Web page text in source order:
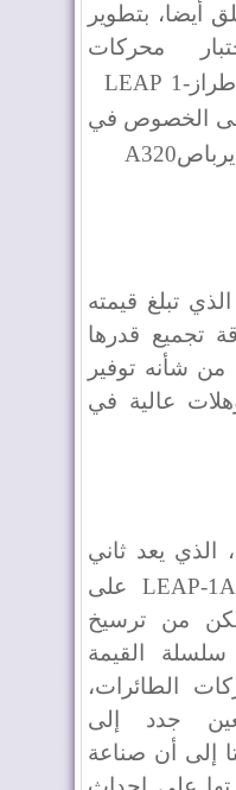
أيضا، بتطوير
محركات
طرازLEAP 1-
على الخصوص في
A320
تبلغ قيمته
تجميع قدرها
من شأنه توفير
عالية في
الذي يعد ثاني
LEAP-1A على
من ترسيخ
القيمة
الطائرات،
جدد إلى
إلى أن صناعة